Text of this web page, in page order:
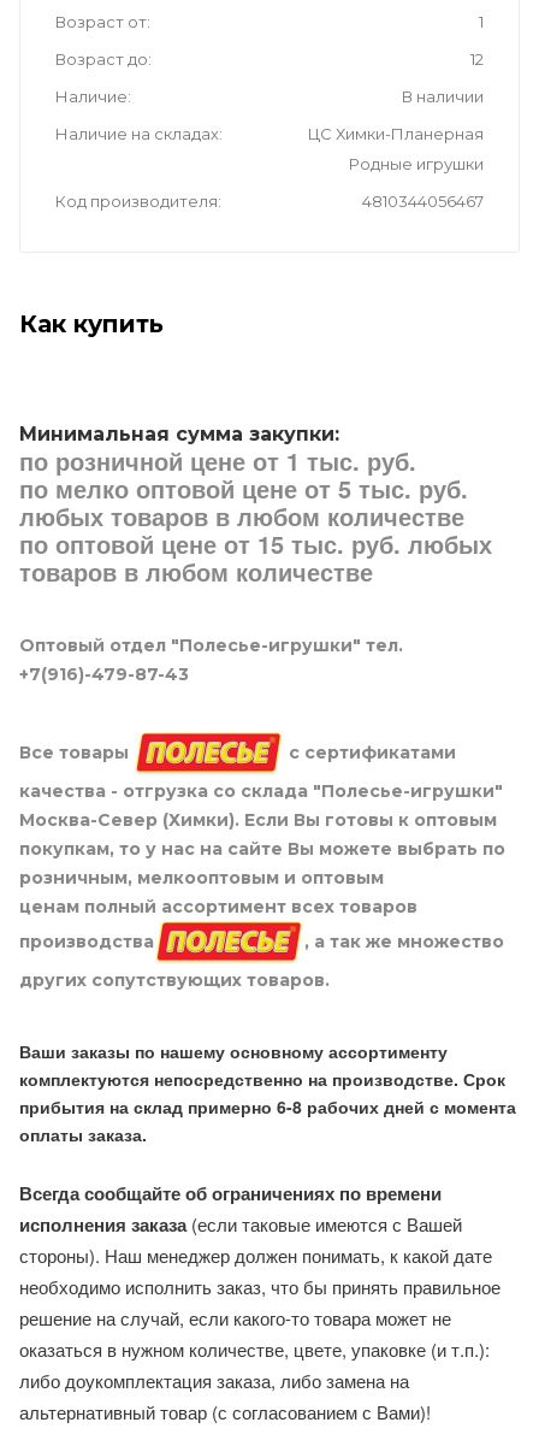
Возраст от
1
Возраст до
12
Наличие
В наличии
Наличие на складах
ЦС Химки-Планерная
Родные игрушки
Код производителя
4810344056467
Как купить
Минимальная сумма закупки:
по розничной цене от 1 тыс. руб.
по мелко оптовой цене от 5 тыс. руб.
любых товаров в любом количестве
по оптовой цене от 15 тыс. руб. любых
товаров в любом количестве
Оптовый отдел "Полесье-игрушки" тел.
+7(916)-479-87-43
Все товары
с сертификатами
качества - отгрузка со склада "Полесье-игрушки"
Москва-Север (Химки). Если Вы готовы к оптовым
покупкам, то у нас на сайте Вы можете выбрать по
розничным, мелкооптовым и оптовым
ценам полный ассортимент всех товаров
производства
, а так же множество
других сопутствующих товаров.
Ваши заказы по нашему основному ассортименту
комплектуются непосредственно на производстве. Срок
прибытия на склад примерно 6-8 рабочих дней с момента
оплаты заказа.
Всегда сообщайте об ограничениях по времени
исполнения заказа(если таковые имеются с Вашей
стороны). Наш менеджер должен понимать, к какой дате
необходимо исполнить заказ, что бы принять правильное
решение на случай, если какого-то товара может не
оказаться в нужном количестве, цвете, упаковке (и т.п.):
либо доукомплектация заказа, либо замена на
альтернативный товар (с согласованием с Вами)!